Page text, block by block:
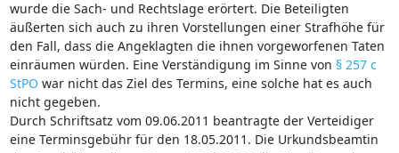
wurde die Sach- und Rechtslage erörtert. Die Beteiligten
äußerten sich auch zu ihren Vorstellungen einer Strafhöhe für
den Fall, dass die Angeklagten die ihnen vorgeworfenen Taten
einräumen würden. Eine Verständigung im Sinne von § 257 c
StPO war nicht das Ziel des Termins, eine solche hat es auch
nicht gegeben.
Durch Schriftsatz vom 09.06.2011 beantragte der Verteidiger
eine Terminsgebühr für den 18.05.2011. Die Urkundsbeamtin